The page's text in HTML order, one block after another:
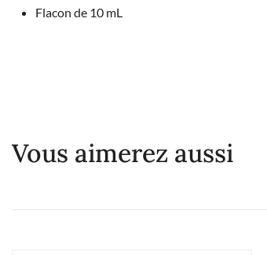
Flacon de 10 mL
Vous aimerez aussi